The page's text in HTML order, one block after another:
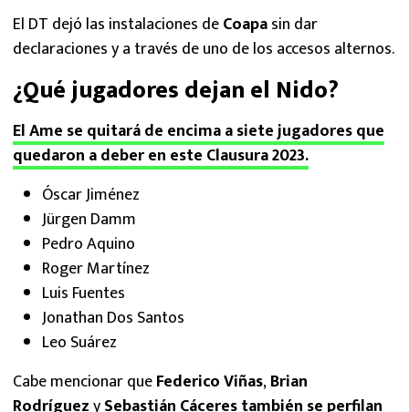
El DT dejó las instalaciones deCoapasin dar
declaraciones y a través de uno de los accesos alternos.
¿Qué jugadores dejan el Nido?
El Ame se quitará de encima a siete jugadores que
quedaron a deber en este Clausura 2023.
Óscar Jiménez
Jürgen Damm
Pedro Aquino
Roger Martínez
Luis Fuentes
Jonathan Dos Santos
Leo Suárez
Cabe mencionar queFederico Viñas,Brian
RodríguezySebastián Cáceres también se perfilan